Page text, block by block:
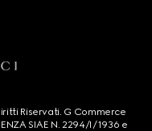
Riservati. G Commerce
SIAE N. 2294/I/1936 e